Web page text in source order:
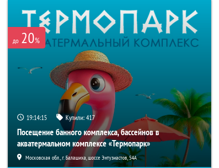
до 20%
19:14:14 Купили:417
Посещение банного комплекса, бассейнов в
акватермальном комплексе «Термопарк»
Московская обл., г. Балашиха, шоссе Энтузиастов, 54А